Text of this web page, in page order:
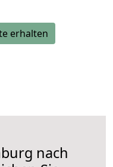
erhalten
nach